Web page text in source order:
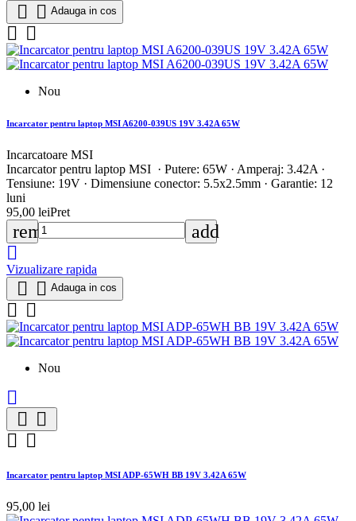
  Adauga in cos
 
Nou
Incarcator pentru laptop MSI A6200-039US 19V 3.42A 65W
Incarcatoare MSI
Incarcator pentru laptop MSI · Putere: 65W · Amperaj: 3.42A ·
Tensiune: 19V · Dimensiune conector: 5.5x2.5mm · Garantie: 12
luni
95,00 leiPret
remove
add

Vizualizare rapida
  Adauga in cos
 
Nou

 
 
Incarcator pentru laptop MSI ADP-65WH BB 19V 3.42A 65W
95,00 lei